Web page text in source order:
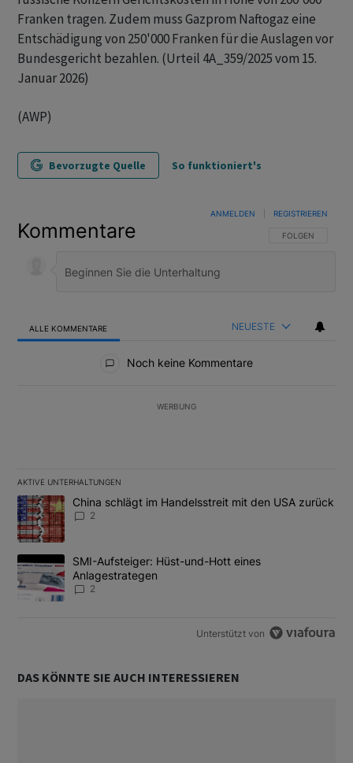
Franken tragen. Zudem muss Gazprom Naftogaz eine
Entschädigung von 250'000 Franken für die Auslagen vor
Bundesgericht bezahlen. (Urteil 4A_359/2025 vom 15.
Januar 2026)
(AWP)
Bevorzugte Quelle So funktioniert's
Kommentare FOLGE DIESER
FOLGEN
ANMELDEN REGISTRIEREN
ALLE KOMMENTARE NEUESTE
Noch keine Kommentare
WERBUNG
AKTIVE UNTERHALTUNGEN
Das Folgende ist eine Liste der am meisten kommentierten
Ein Trendartikel mit dem Titel "China schlägt im Handelsstreit
China schlägt im Handelsstreit mit den USA zurück
2
Ein Trendartikel mit dem Titel "SMI-Aufsteiger: Hüst-und-Hott
SMI-Aufsteiger: Hüst-und-Hott eines
Anlagestrategen
2
Unterstützt von
DAS KÖNNTE SIE AUCH INTERESSIEREN